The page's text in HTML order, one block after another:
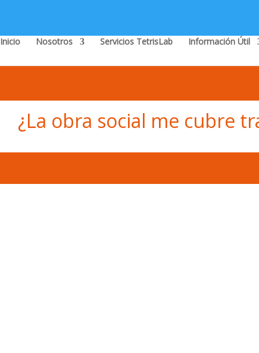
Inicio Nosotros Servicios TetrisLab Información Útil
¿La obra social me cubre